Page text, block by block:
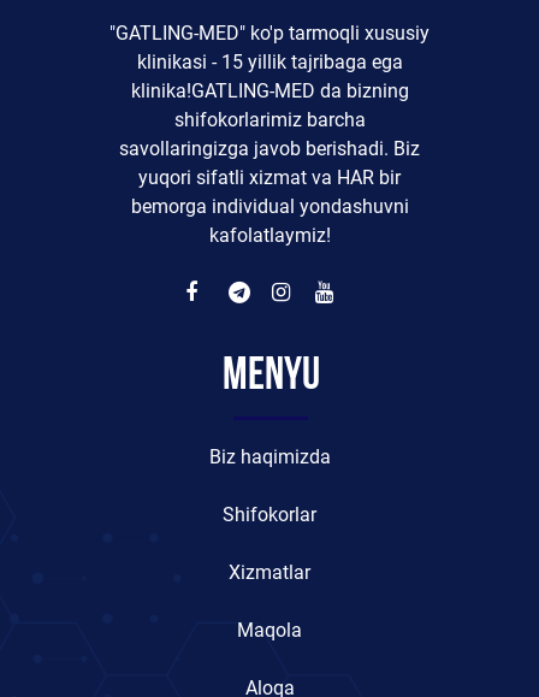
"GATLING-MED" ko'p tarmoqli xususiy
klinikasi - 15 yillik tajribaga ega
klinika!GATLING-MED da bizning
shifokorlarimiz barcha
savollaringizga javob berishadi. Biz
yuqori sifatli xizmat va HAR bir
bemorga individual yondashuvni
kafolatlaymiz!
Menyu
Biz haqimizda
Shifokorlar
Xizmatlar
Maqola
Aloqa